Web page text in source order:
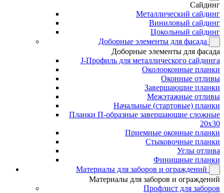
Сайдинг
Металлический сайдинг
Виниловый сайдинг
Цокольный сайдинг
Доборные элементы для фасада
Доборные элементы для фасада
J-Профиль для металлического сайдинга
Околооконные планки
Оконные отливы
Завершающие планки
Межэтажные отливы
Начальные (стартовые) планки
Планки П-образные завершающие сложные
20x30
Приемные оконные планки
Стыковочные планки
Углы отлива
Финишные планки
Материалы для заборов и ограждений
Материалы для заборов и ограждений
Профлист для заборов